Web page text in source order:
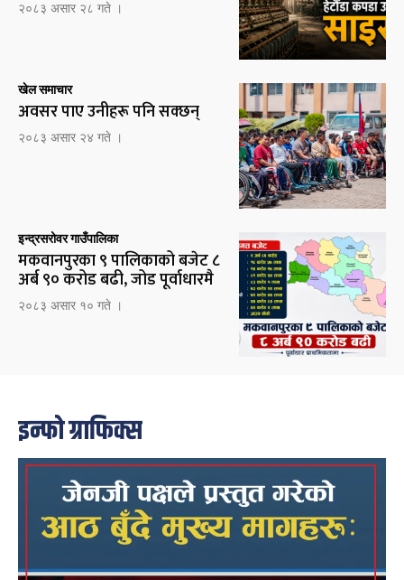
२०८३ असार २८ गते ।
खेल समाचार
अवसर पाए उनीहरू पनि सक्छन्
२०८३ असार २४ गते ।
इन्द्रसरोवर गाउँपालिका
मकवानपुरका ९ पालिकाको बजेट ८
अर्ब ९० करोड बढी, जोड पूर्वाधारमै
२०८३ असार १० गते ।
इन्फो ग्राफिक्स